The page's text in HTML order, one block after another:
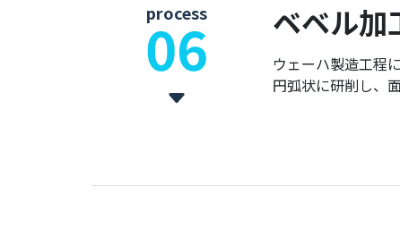
process
06 ベベル加
ウェーハ製造工程
円弧状に研削し、